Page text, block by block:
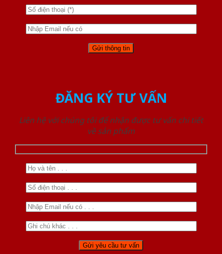
ĐĂNG KÝ TƯ VẤN
Liên hệ với chúng tôi để nhận được tư vấn chi tiết
về sản phẩm